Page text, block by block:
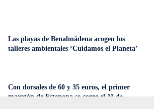
Las playas de Benalmádena acogen los
talleres ambientales ‘Cuidamos el Planeta’
Con dorsales de 60 y 35 euros, el primer
maratón de Estepona se corre el 11 de